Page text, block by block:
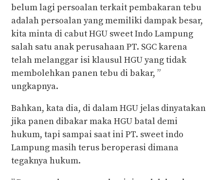
belum lagi persoalan terkait pembakaran tebu
adalah persoalan yang memiliki dampak besar,
kita minta di cabut HGU sweet Indo Lampung
salah satu anak perusahaan PT. SGC karena
telah melanggar isi klausul HGU yang tidak
membolehkan panen tebu di bakar, ”
ungkapnya.
Bahkan, kata dia, di dalam HGU jelas dinyatakan
jika panen dibakar maka HGU batal demi
hukum, tapi sampai saat ini PT. sweet indo
Lampung masih terus beroperasi dimana
tegaknya hukum.